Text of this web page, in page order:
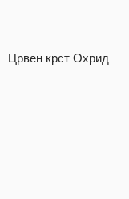
Црвен крст Охрид